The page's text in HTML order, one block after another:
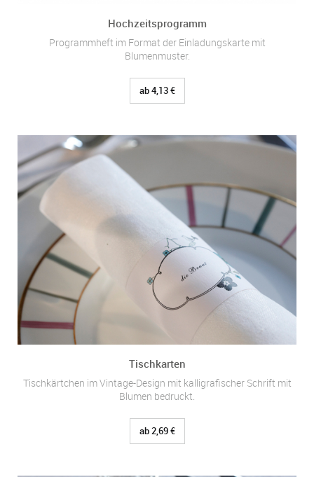
Hochzeitsprogramm
Programmheft im Format der Einladungskarte mit
Blumenmuster.
ab 4,13 €
Tischkarten
Tischkärtchen im Vintage-Design mit kalligrafischer Schrift mit
Blumen bedruckt.
ab 2,69 €